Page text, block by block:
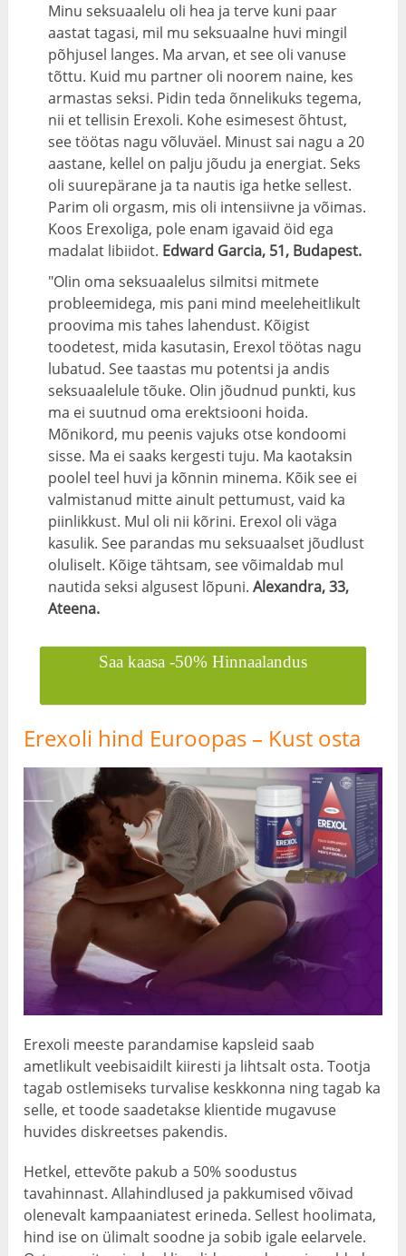
Minu seksuaalelu oli hea ja terve kuni paar
aastat tagasi, mil mu seksuaalne huvi mingil
põhjusel langes. Ma arvan, et see oli vanuse
tõttu. Kuid mu partner oli noorem naine, kes
armastas seksi. Pidin teda õnnelikuks tegema,
nii et tellisin Erexoli. Kohe esimesest õhtust,
see töötas nagu võluväel. Minust sai nagu a 20
aastane, kellel on palju jõudu ja energiat. Seks
oli suurepärane ja ta nautis iga hetke sellest.
Parim oli orgasm, mis oli intensiivne ja võimas.
Koos Erexoliga, pole enam igavaid öid ega
madalat libiidot. Edward Garcia, 51, Budapest.
"Olin oma seksuaalelus silmitsi mitmete
probleemidega, mis pani mind meeleheitlikult
proovima mis tahes lahendust. Kõigist
toodetest, mida kasutasin, Erexol töötas nagu
lubatud. See taastas mu potentsi ja andis
seksuaalelule tõuke. Olin jõudnud punkti, kus
ma ei suutnud oma erektsiooni hoida.
Mõnikord, mu peenis vajuks otse kondoomi
sisse. Ma ei saaks kergesti tuju. Ma kaotaksin
poolel teel huvi ja kõnnin minema. Kõik see ei
valmistanud mitte ainult pettumust, vaid ka
piinlikkust. Mul oli nii kõrini. Erexol oli väga
kasulik. See parandas mu seksuaalset jõudlust
oluliselt. Kõige tähtsam, see võimaldab mul
nautida seksi algusest lõpuni.Alexandra, 33,
Ateena.
Saa kaasa -50% Hinnaalandus
Erexoli hind Euroopas – Kust osta
Erexoli meeste parandamise kapsleid saab
ametlikult veebisaidilt kiiresti ja lihtsalt osta. Tootja
tagab ostlemiseks turvalise keskkonna ning tagab ka
selle, et toode saadetakse klientide mugavuse
huvides diskreetses pakendis.
Hetkel, ettevõte pakub a 50% soodustus
tavahinnast. Allahindlused ja pakkumised võivad
olenevalt kampaaniatest erineda. Sellest hoolimata,
hind ise on ülimalt soodne ja sobib igale eelarvele.